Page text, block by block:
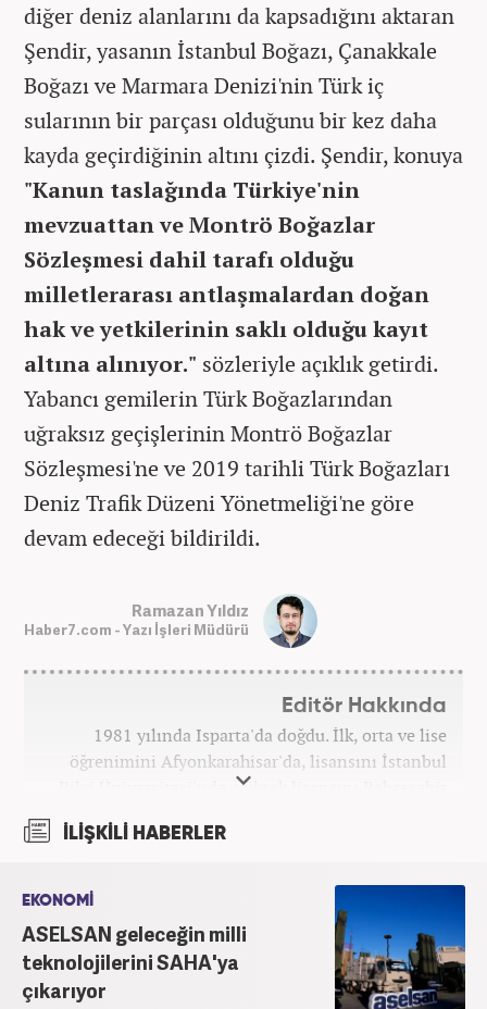
diğer deniz alanlarını da kapsadığını aktaran
Şendir, yasanın İstanbul Boğazı, Çanakkale
Boğazı ve Marmara Denizi'nin Türk iç
sularının bir parçası olduğunu bir kez daha
kayda geçirdiğinin altını çizdi. Şendir, konuya
"Kanun taslağında Türkiye'nin
mevzuattan ve Montrö Boğazlar
Sözleşmesi dahil tarafı olduğu
milletlerarası antlaşmalardan doğan
hak ve yetkilerinin saklı olduğu kayıt
altına alınıyor." sözleriyle açıklık getirdi.
Yabancı gemilerin Türk Boğazlarından
uğraksız geçişlerinin Montrö Boğazlar
Sözleşmesi'ne ve 2019 tarihli Türk Boğazları
Deniz Trafik Düzeni Yönetmeliği'ne göre
devam edeceği bildirildi.
Ramazan Yıldız
Haber7.com - Yazı İşleri Müdürü
Editör Hakkında
1981 yılında Isparta'da doğdu. İlk, orta ve lise
öğrenimini Afyonkarahisar'da, lisansını İstanbul
Bilgi Üniversitesi'nde, yüksek lisansını Bahçeşehir
Üniversitesi'nde tamamladı. Üniversitenin ardından
bir süre özel sektörde araştırmacı, daha sonra
iştiraklerinde İngilizce öğretmeni, sosyolog ve
idareci olarak çalıştı. İnternet haberciliğine ilk
adımını 2015 yılında Türk Medya’da attı. 2020’de
Haber7’de gece editörlüğüne başladı. Halen
Haber7.com’da haber şefi olarak görev yapmaktadır.
İLİŞKİLİ HABERLER
EKONOMİ
ASELSAN geleceğin milli
teknolojilerini SAHA'ya
çıkarıyor